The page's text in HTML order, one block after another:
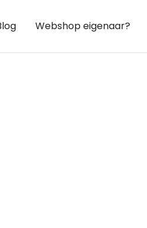
Webshop eigenaar?